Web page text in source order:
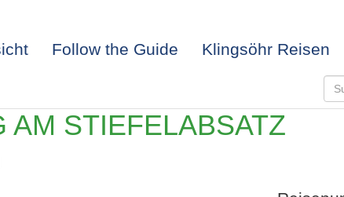
Follow the Guide Klingsöhr Reisen
STIEFELABSATZ